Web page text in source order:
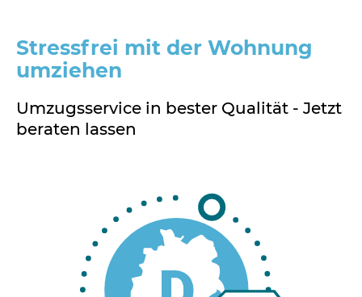
Neumöbellogistik
Stressfrei mit der Wohnung
umziehen
Umzugsservice in bester Qualität - Jetzt
beraten lassen